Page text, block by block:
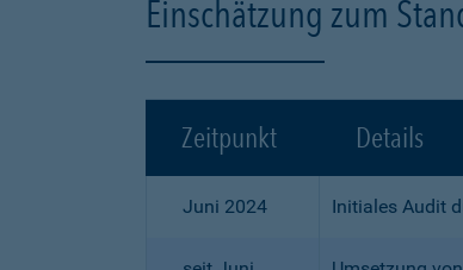
Einschätzung zum
Zeitpunkt Details
Juni 2024 Initiales Audit